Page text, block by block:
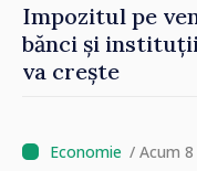
Impozitul pe
bănci și
va crește
/ Acum